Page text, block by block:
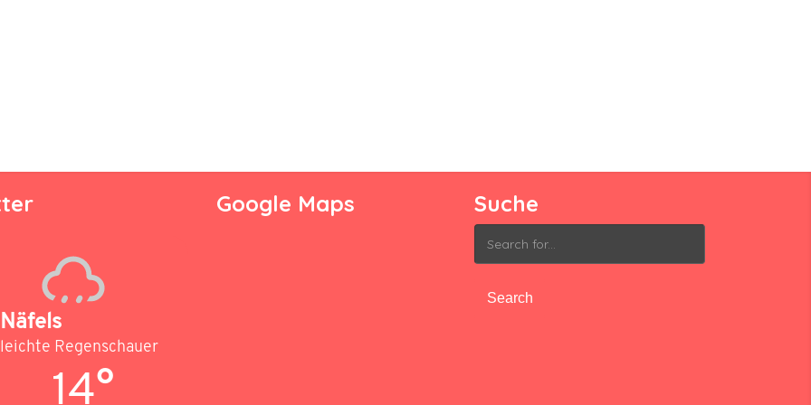
Näfels
leichte Regenschauer
14°
Google Maps Suche
Search
for: